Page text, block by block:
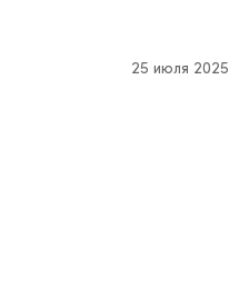
25 июля 2025